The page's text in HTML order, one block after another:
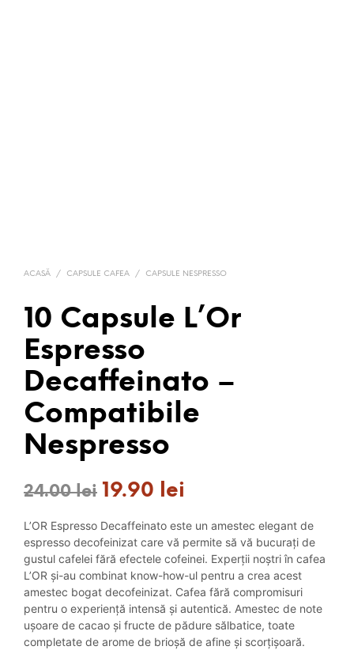
ACASĂ / CAPSULE CAFEA / CAPSULE NESPRESSO
10 Capsule L’Or
Espresso
Decaffeinato –
Compatibile
Nespresso
24.00lei Prețul
inițial
a
fost:
24.00 lei.
19.90 lei
este:
19.90 lei.
L’OR Espresso Decaffeinato este un amestec elegant de
espresso decofeinizat care vă permite să vă bucurați de
gustul cafelei fără efectele cofeinei. Experții noștri în cafea
L’OR și-au combinat know-how-ul pentru a crea acest
amestec bogat decofeinizat. Cafea fără compromisuri
pentru o experiență intensă și autentică. Amestec de note
ușoare de cacao și fructe de pădure sălbatice, toate
completate de arome de brioșă de afine și scorțișoară.